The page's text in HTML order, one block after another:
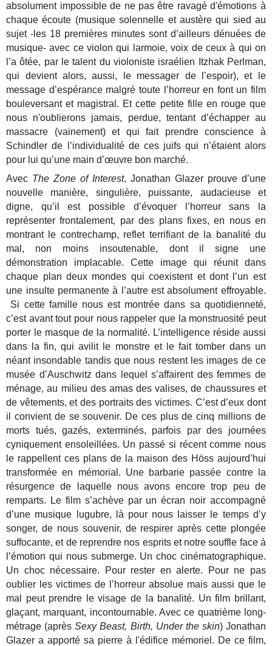
absolument impossible de ne pas être ravagé d'émotions à
chaque écoute (musique solennelle et austère qui sied au
sujet -les 18 premières minutes sont d’ailleurs dénuées de
musique- avec ce violon qui larmoie, voix de ceux à qui on
l’a ôtée, par le talent du violoniste israélien Itzhak Perlman,
qui devient alors, aussi, le messager de l’espoir), et le
message d’espérance malgré toute l’horreur en font un film
bouleversant et magistral. Et cette petite fille en rouge que
nous n'oublierons jamais, perdue, tentant d’échapper au
massacre (vainement) et qui fait prendre conscience à
Schindler de l’individualité de ces juifs qui n’étaient alors
pour lui qu’une main d’œuvre bon marché.
Avec The Zone of Interest, Jonathan Glazer prouve d’une
nouvelle manière, singulière, puissante, audacieuse et
digne, qu’il est possible d’évoquer l’horreur sans la
représenter frontalement, par des plans fixes, en nous en
montrant le contrechamp, reflet terrifiant de la banalité du
mal, non moins insoutenable, dont il signe une
démonstration implacable. Cette image qui réunit dans
chaque plan deux mondes qui coexistent et dont l’un est
une insulte permanente à l’autre est absolument effroyable.
Si cette famille nous est montrée dans sa quotidienneté,
c’est avant tout pour nous rappeler que la monstruosité peut
porter le masque de la normalité. L’intelligence réside aussi
dans la fin, qui avilit le monstre et le fait tomber dans un
néant insondable tandis que nous restent les images de ce
musée d’Auschwitz dans lequel s’affairent des femmes de
ménage, au milieu des amas des valises, de chaussures et
de vêtements, et des portraits des victimes. C’est d’eux dont
il convient de se souvenir. De ces plus de cinq millions de
morts tués, gazés, exterminés, parfois par des journées
cyniquement ensoleillées. Un passé si récent comme nous
le rappellent ces plans de la maison des Höss aujourd’hui
transformée en mémorial. Une barbarie passée contre la
résurgence de laquelle nous avons encore trop peu de
remparts. Le film s’achève par un écran noir accompagné
d’une musique lugubre, là pour nous laisser le temps d’y
songer, de nous souvenir, de respirer après cette plongée
suffocante, et de reprendre nos esprits et notre souffle face à
l’émotion qui nous submerge. Un choc cinématographique.
Un choc nécessaire. Pour rester en alerte. Pour ne pas
oublier les victimes de l’horreur absolue mais aussi que le
mal peut prendre le visage de la banalité. Un film brillant,
glaçant, marquant, incontournable. Avec ce quatrième long-
métrage (aprèsSexy Beast, Birth, Under the skin) Jonathan
Glazer a apporté sa pierre à l'édifice mémoriel. De ce film,